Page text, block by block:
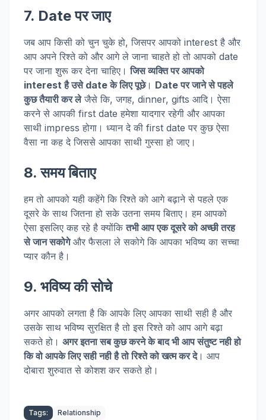
7. Date पर जाए
जब आप किसी को चुन चुके हो, जिसपर आपको interest है और
आप अपने रिश्ते को और आगे ले जाना चाहते हो तो आपको date
पर जाना शुरू कर देना चाहिए।जिस व्यक्ति पर आपको
interest है उसे date के लिए पूछे। Date पर जाने से पहले
कुछ तैयारी कर लेजैसे कि, जगह, dinner, gifts आदि। ऐसा
करने से आपकी first date हमेशा यादगार रहेगी और आपका
साथी impress होगा। ध्यान दे की first date पर कुछ ऐसा
वैसा ना कह दे जिससे आपका साथी गुस्सा हो जाए।
8. समय बिताए
हम तो आपको यही कहेंगे कि रिश्ते को आगे बढ़ाने से पहले एक
दूसरे के साथ जितना हो सके उतना समय बिताए। हम आपको
ऐसा इसलिए कह रहे है क्योंकितभी आप एक दूसरे को अच्छी तरह
से जान सकोगेऔर फैसला ले सकोगे कि आपका भविष्य का सच्चा
प्यार कौन है।
9. भविष्य की सोचे
अगर आपको लगता है कि आपके लिए आपका साथी सही है और
उसके साथ भविष्य सुरक्षित है तो इस रिश्ते को आप आगे बढ़ा
सकते हो। अगर इतना सब कुछ करने के बाद भी आप संतुष्ट नही हो
कि वो आपके लिए सही नही है तो रिश्ते को खत्म कर दे। आप
दोबारा शुरुवात से कोशश कर सकते हो।
Tags: Relationship